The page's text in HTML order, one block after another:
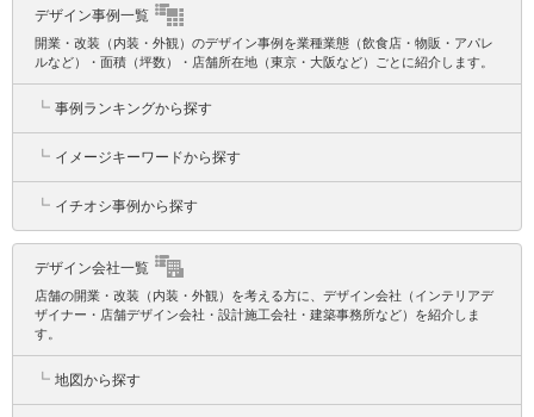
デザイン事例一覧
開業・改装（内装・外観）のデザイン事例を業種業態（飲食店・物販・アパレ
ルなど）・面積（坪数）・店舗所在地（東京・大阪など）ごとに紹介します。
┗ 事例ランキングから探す
┗ イメージキーワードから探す
┗ イチオシ事例から探す
デザイン会社一覧
店舗の開業・改装（内装・外観）を考える方に、デザイン会社（インテリアデ
ザイナー・店舗デザイン会社・設計施工会社・建築事務所など）を紹介しま
す。
┗ 地図から探す